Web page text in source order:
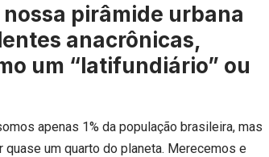
pirâmide urbana
anacrônicas,
um “latifundiário” ou
apenas 1% da população brasileira, mas
um quarto do planeta. Merecemos e